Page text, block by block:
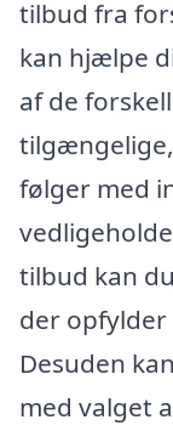
tilbud fra
kan hjælpe
af de
følger med
tilbud kan
der
Desuden
med valget